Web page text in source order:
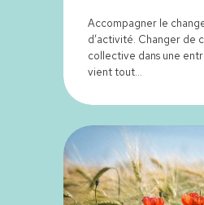
Accompagner le
d’activité. Changer de
collective dans une
vient tout…